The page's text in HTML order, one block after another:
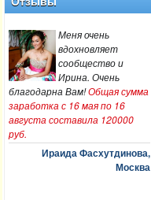
Меня очень
вдохновляет
сообщество и
Ирина. Очень
благодарна Вам!Общая сумма
заработка с 16 мая по 16
августа составила 120000
руб.
Ираида Фасхутдинова,
Москва